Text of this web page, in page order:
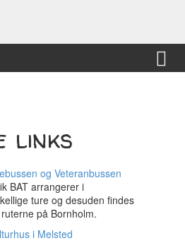
links
og Veteranbussen
BAT arrangerer i
ture og desuden findes
på Bornholm.
i Melsted